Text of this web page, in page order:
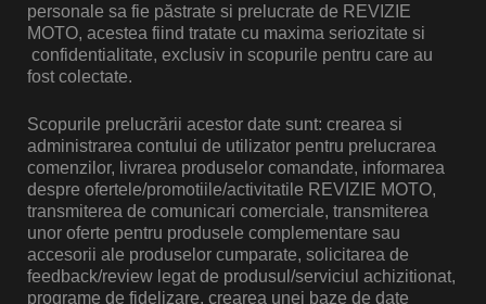
personale sa fie păstrate si prelucrate de REVIZIE
MOTO, acestea fiind tratate cu maxima seriozitate si
confidentialitate, exclusiv in scopurile pentru care au
fost colectate.
Scopurile prelucrării acestor date sunt: crearea si
administrarea contului de utilizator pentru prelucrarea
comenzilor, livrarea produselor comandate, informarea
despre ofertele/promotiile/activitatile REVIZIE MOTO,
transmiterea de comunicari comerciale, transmiterea
unor oferte pentru produsele complementare sau
accesorii ale produselor cumparate, solicitarea de
feedback/review legat de produsul/serviciul achizitionat,
programe de fidelizare, crearea unei baze de date